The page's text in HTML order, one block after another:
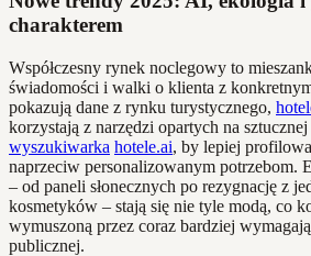
charakterem
Współczesny rynek noclegowy to
świadomości i walki o klienta z
pokazują dane z rynku turystycznego,
korzystają z narzędzi opartych na
wyszukiwarka hotele.ai, by lepiej
naprzeciw personalizowanym potrzebom.
– od paneli słonecznych po rezygnację z
kosmetyków – stają się nie tyle modą, co
wymuszoną przez coraz bardziej
publicznej.